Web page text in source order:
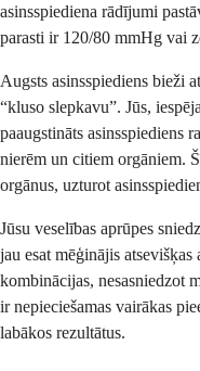
asinsspiediena rādījumi
parasti ir 120/80 mmHg vai
Augsts asinsspiediens bieži
“kluso slepkavu”. Jūs,
paaugstināts asinsspiediens
nierēm un citiem orgāniem.
orgānus, uzturot
Jūsu veselības aprūpes
jau esat mēģinājis
kombinācijas, nesasniedzot
ir nepieciešamas vairākas
labākos rezultātus.